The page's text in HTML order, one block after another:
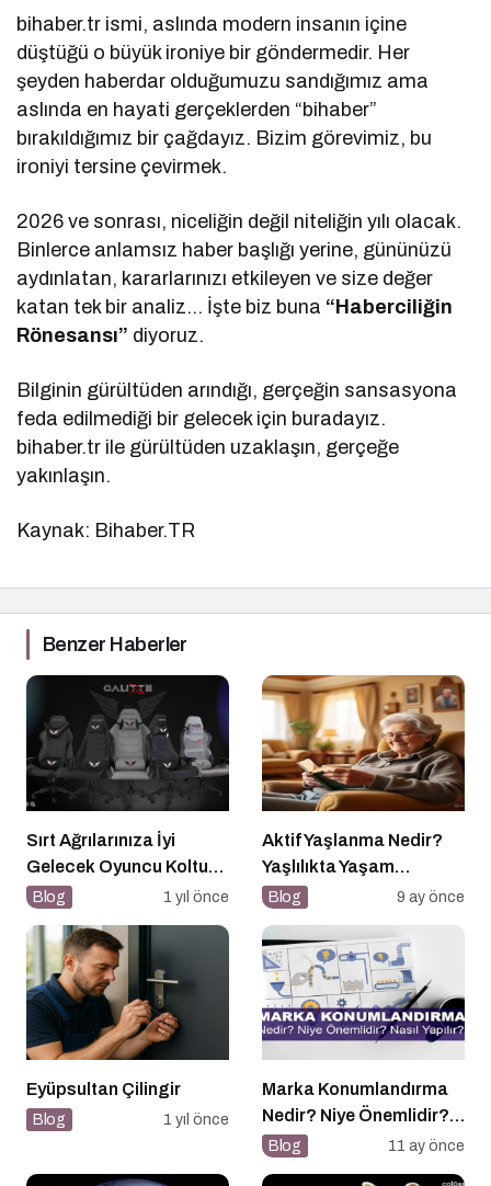
bihaber.tr ismi, aslında modern insanın içine
düştüğü o büyük ironiye bir göndermedir. Her
şeyden haberdar olduğumuzu sandığımız ama
aslında en hayati gerçeklerden “bihaber”
bırakıldığımız bir çağdayız. Bizim görevimiz, bu
ironiyi tersine çevirmek.
2026 ve sonrası, niceliğin değil niteliğin yılı olacak.
Binlerce anlamsız haber başlığı yerine, gününüzü
aydınlatan, kararlarınızı etkileyen ve size değer
katan tek bir analiz… İşte biz buna “Haberciliğin
Rönesansı” diyoruz.
Bilginin gürültüden arındığı, gerçeğin sansasyona
feda edilmediği bir gelecek için buradayız.
bihaber.tr ile gürültüden uzaklaşın, gerçeğe
yakınlaşın.
Kaynak: Bihaber.TR
Benzer Haberler
Sırt Ağrılarınıza İyi
Gelecek Oyuncu Koltuğu
Rehberi
Blog 1 yıl önce
Aktif Yaşlanma Nedir?
Yaşlılıkta Yaşam
Kalitesini Artırmanın
Blog 9 ay önce
Eyüpsultan Çilingir
Blog 1 yıl önce
Marka Konumlandırma
Nedir? Niye Önemlidir?
Nasıl Yapılır?
Blog 11 ay önce